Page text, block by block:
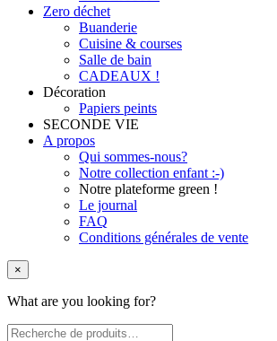
Zero déchet
Buanderie
Cuisine & courses
Salle de bain
CADEAUX !
Décoration
Papiers peints
SECONDE VIE
A propos
Qui sommes-nous?
Notre collection enfant :-)
Notre plateforme green !
Le journal
FAQ
Conditions générales de vente
×
What are you looking for?